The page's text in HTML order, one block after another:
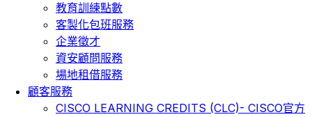
教育訓練點數
客製化包班服務
企業徵才
資安顧問服務
場地租借服務
顧客服務
CISCO LEARNING CREDITS (CLC)- CISCO官方